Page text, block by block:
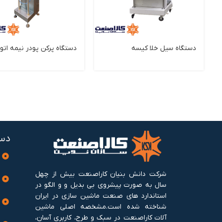
دستگاه سیل خلا کیسه دستگاه پرکن پودر نیمه
شرکت دانش بنیان کاراصنعت بیش از چهل
سال به صورت پیشروی بی بدیل و و الگو در
استاندارد های صنعت ماشین سازی در ایران
شناخته شده است.مشخصه اصلی ماشین
آلات کاراصنعت در سبک و طرح، کاربری آسان،